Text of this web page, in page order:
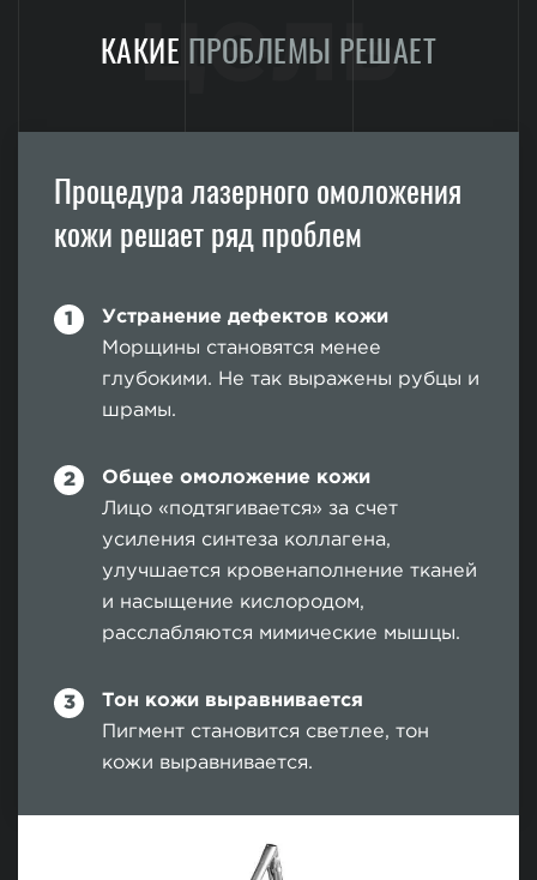
КАКИЕ ПРОБЛЕМЫ РЕШАЕТ
цель
Процедура лазерного омоложения
кожи решает ряд проблем
Устранение дефектов кожи
Морщины становятся менее
глубокими. Не так выражены рубцы и
шрамы.
Общее омоложение кожи
Лицо «подтягивается» за счет
усиления синтеза коллагена,
улучшается кровенаполнение тканей
и насыщение кислородом,
расслабляются мимические мышцы.
Тон кожи выравнивается
Пигмент становится светлее, тон
кожи выравнивается.